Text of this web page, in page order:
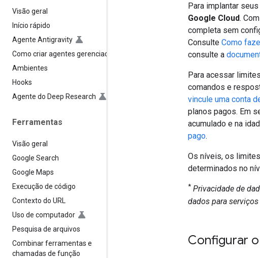
Visão geral
Início rápido
Agente Antigravity
Como criar agentes gerenciados
Ambientes
Hooks
Agente do Deep Research
Ferramentas
Visão geral
Google Search
Google Maps
Execução de código
Contexto do URL
Uso de computador
Pesquisa de arquivos
Combinar ferramentas e
chamadas de função
Para implantar
Google Cloud.
completa sem
Consulte Como
consulte a
Para acessar
comandos e
vincule uma conta
planos pagos. Em
acumulado e na
pago.
Os níveis, os
determinados no
* Privacidade de
dados para
Configurar